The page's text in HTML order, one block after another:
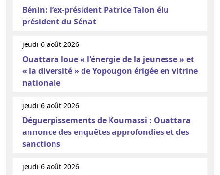
Bénin: l’ex-président Patrice Talon élu
président du Sénat
jeudi 6 août 2026
Ouattara loue « l'énergie de la jeunesse » et
« la diversité » de Yopougon érigée en vitrine
nationale
jeudi 6 août 2026
Déguerpissements de Koumassi : Ouattara
annonce des enquêtes approfondies et des
sanctions
jeudi 6 août 2026